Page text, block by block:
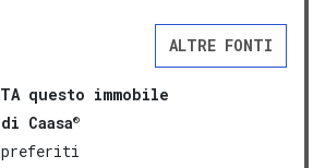
ALTRE FONTI
questo immobile
Caasa®
preferiti